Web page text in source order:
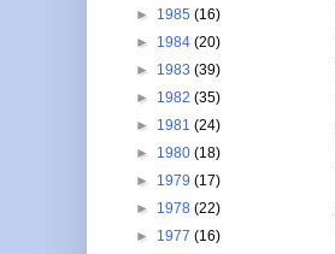
► 1985 (16)
► 1984 (20)
► 1983 (39)
► 1982 (35)
► 1981 (24)
► 1980 (18)
► 1979 (17)
► 1978 (22)
► 1977 (16)